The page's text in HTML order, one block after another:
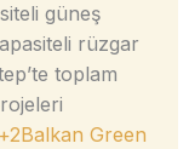
güneş
rüzgar
toplam
Green